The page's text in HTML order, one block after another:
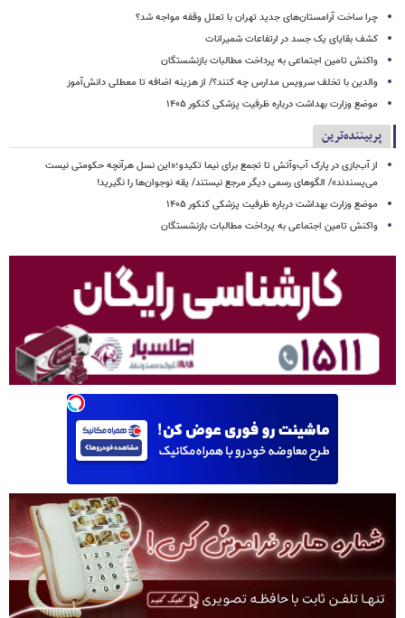
چرا ساخت آرامستان‌های جدید تهران با تعلل وقفه مواجه شد؟
کشف بقایای یک جسد در ارتفاعات شمیرانات
واکنش تامین اجتماعی به پرداخت مطالبات بازنشستگان
والدین با تخلف سرویس مدارس چه کنند؟/ از هزینه اضافه تا معطلی دانش‌آموز
موضع وزارت بهداشت درباره ظرفیت پزشکی کنکور ۱۴۰۵
پربیننده‌ترین
از آب‌بازی در پارک آب‌وآتش تا تجمع برای نیما تکیدو؛«این نسل هرآنچه حکومتی نیست
می‌پسندند»/ الگوهای رسمی دیگر مرجع نیستند/ یقه نوجوان‌ها را نگیرید!
موضع وزارت بهداشت درباره ظرفیت پزشکی کنکور ۱۴۰۵
واکنش تامین اجتماعی به پرداخت مطالبات بازنشستگان